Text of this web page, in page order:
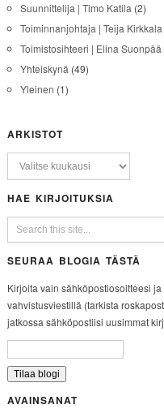
Suunnittelija | Timo Katila (2)
Toiminnanjohtaja | Teija Kirkkala
Toimistosihteeri | Elina Suonpää
Yhteiskynä (49)
Yleinen (1)
ARKISTOT
HAE KIRJOITUKSIA
SEURAA BLOGIA TÄSTÄ
Kirjoita vain sähköpostiosoitteesi
vahvistusviestillä (tarkista
jatkossa sähköpostiisi uusimmat
AVAINSANAT